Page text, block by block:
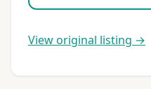
View original listing →